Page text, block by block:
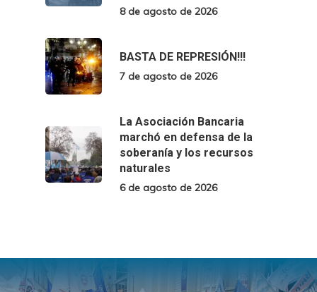
8 de agosto de 2026
BASTA DE REPRESIÓN!!!
7 de agosto de 2026
La Asociación Bancaria
marchó en defensa de la
soberanía y los recursos
naturales
6 de agosto de 2026